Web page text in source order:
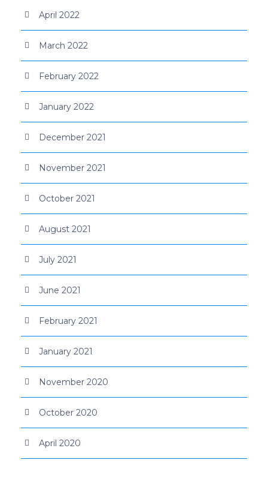
April 2022
March 2022
February 2022
January 2022
December 2021
November 2021
October 2021
August 2021
July 2021
June 2021
February 2021
January 2021
November 2020
October 2020
April 2020